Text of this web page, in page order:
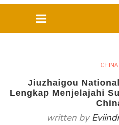
CHINA
Jiuzhaigou
Lengkap Menjelajahi
written by